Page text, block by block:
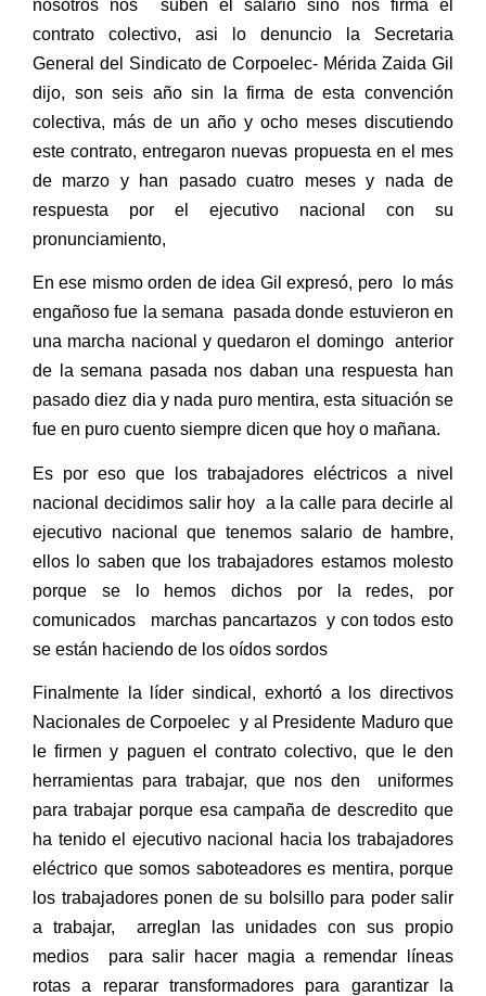
nosotros nos
suben el salario sino nos firma el
contrato colectivo, asi lo denuncio la Secretaria
General del Sindicato de Corpoelec- Mérida Zaida Gil
dijo, son seis año sin la firma de esta convención
colectiva, más de un año y ocho meses discutiendo
este contrato, entregaron nuevas propuesta en el mes
de marzo y han pasado cuatro meses y nada de
respuesta por el ejecutivo nacional con su
pronunciamiento,
En ese mismo orden de idea Gil expresó, pero
lo más
engañoso fue la semana
pasada donde estuvieron en
una marcha nacional y quedaron el domingo
anterior
de la semana pasada nos daban una respuesta han
pasado diez dia y nada puro mentira, esta situación se
fue en puro cuento siempre dicen que hoy o mañana.
Es por eso que los trabajadores eléctricos a nivel
nacional decidimos salir hoy a la calle para decirle al
ejecutivo nacional que tenemos salario de hambre,
ellos lo saben que los trabajadores estamos molesto
porque se lo hemos dichos por la redes, por
comunicados
marchas pancartazos y con todos esto
se están haciendo de los oídos sordos
Finalmente la líder sindical, exhortó a los directivos
Nacionales de Corpoelec y al Presidente Maduro que
le firmen y paguen el contrato colectivo, que le den
herramientas para trabajar, que nos den
uniformes
para trabajar porque esa campaña de descredito que
ha tenido el ejecutivo nacional hacia los trabajadores
eléctrico que somos saboteadores es mentira, porque
los trabajadores ponen de su bolsillo para poder salir
a trabajar,
arreglan las unidades con sus propio
medios
para salir hacer magia a remendar líneas
rotas a reparar transformadores para garantizar la